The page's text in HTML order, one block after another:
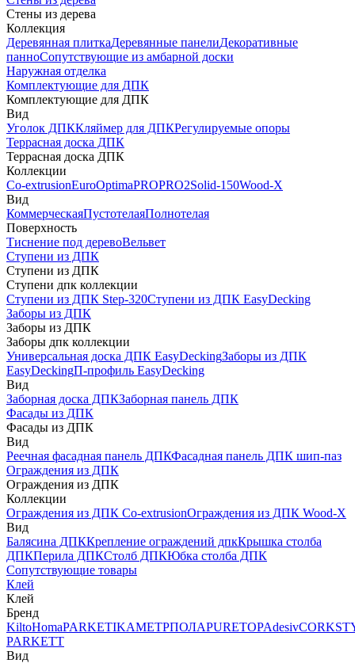
Стены из дерева
Коллекция
Деревянная плиткаДеревянные панелиДекоративные
панноСопутствующие из амбарной доски
Наружная отделка
Комплектующие для ДПК
Комплектующие для ДПК
Вид
Уголок ДПККляймер для ДПКРегулируемые опоры
Террасная доска ДПК
Террасная доска ДПК
Коллекции
Co-extrusionEuroOptimaPROPRO2Solid-150Wood-X
Вид
КоммерческаяПустотелаяПолнотелая
Поверхность
Тиснение под деревоВельвет
Ступени из ДПК
Ступени из ДПК
Ступени дпк коллекции
Ступени из ДПК Step-320Ступени из ДПК EasyDecking
Заборы из ДПК
Заборы из ДПК
Заборы дпк коллекции
Универсальная доска ДПК EasyDeckingЗаборы из ДПК
EasyDeckingП-профиль EasyDecking
Вид
Заборная доска ДПКЗаборная панель ДПК
Фасады из ДПК
Фасады из ДПК
Вид
Реечная фасадная панель ДПКФасадная панель ДПК шип-паз
Ограждения из ДПК
Ограждения из ДПК
Коллекции
Ограждения из ДПК Co-extrusionОграждения из ДПК Wood-X
Вид
Балясина ДПККрепление ограждений дпкКрышка столба
ДПКПерила ДПКСтолб ДПКЮбка столба ДПК
Сопутствующие товары
Клей
Клей
Бренд
KiltoHomaPARKETIKAМЕТРПОЛАPURETOPAdesiv
PARKETT
Вид